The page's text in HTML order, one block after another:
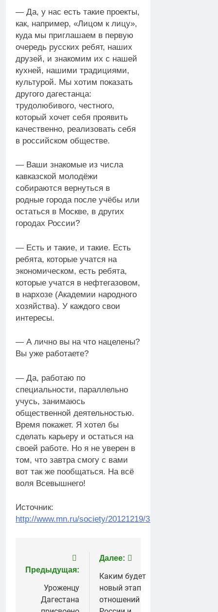
— Да, у нас есть такие проекты,
как, например, «Лицом к лицу»,
куда мы приглашаем в первую
очередь русских ребят, наших
друзей, и знакомим их с нашей
кухней, нашими традициями,
культурой. Мы хотим показать
другого дагестанца:
трудолюбивого, честного,
который хочет себя проявить
качественно, реализовать себя
в российском обществе.
— Ваши знакомые из числа
кавказской молодёжи
собираются вернуться в
родные города после учёбы или
остаться в Москве, в других
городах России?
— Есть и такие, и такие. Есть
ребята, которые учатся на
экономическом, есть ребята,
которые учатся в нефтегазовом,
в нархозе (Академии народного
хозяйства). У каждого свои
интересы.
— А лично вы на что нацелены?
Вы уже работаете?
— Да, работаю по
специальности, параллельно
учусь, занимаюсь
общественной деятельностью.
Время покажет. Я хотел бы
сделать карьеру и остаться на
своей работе. Но я не уверен в
том, что завтра смогу с вами
вот так же пообщаться. На всё
воля Всевышнего!
Источник:
http://www.mn.ru/society/20121219/333388272.html
Навигация
по
записям
Предыдущая:
Уроженцу
Дагестана
Далее:
Каким будет
новый этап
отношений